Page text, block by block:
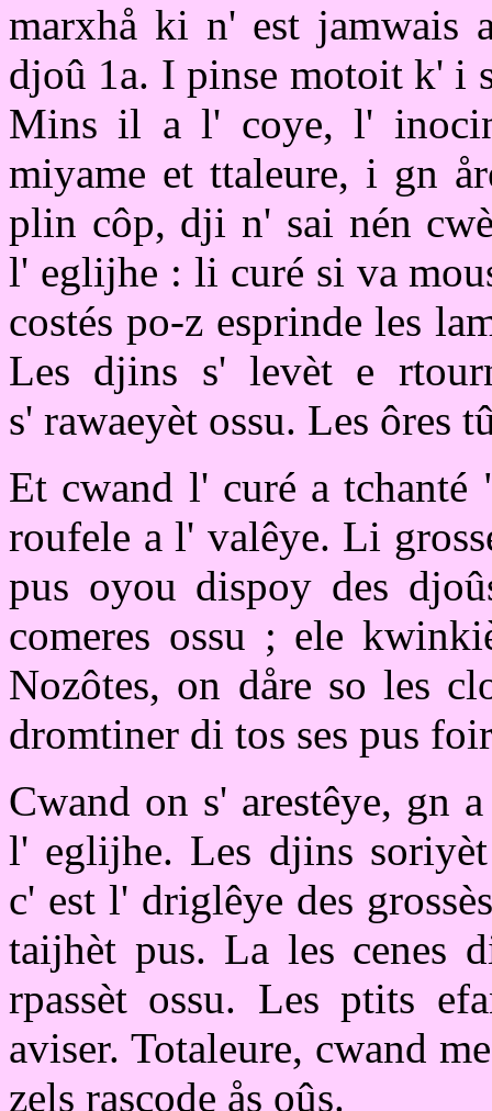
marxhå ki n' est jamwais
djoû 1a. I pinse motoit k' i
Mins il a l' coye, l'
miyame et ttaleure, i gn
plin côp, dji n' sai nén
l' eglijhe : li curé si va
costés po-z esprinde les
Les djins s' levèt e
s' rawaeyèt ossu. Les ôres
Et cwand l' curé a
roufele a l' valêye. Li
pus oyou dispoy des
comeres ossu ; ele
Nozôtes, on dåre so les
dromtiner di tos ses pus
Cwand on s' arestêye, gn
l' eglijhe. Les djins
c' est l' driglêye des
taijhèt pus. La les cenes
rpassèt ossu. Les ptits
aviser. Totaleure, cwand
zels rascode ås oûs.